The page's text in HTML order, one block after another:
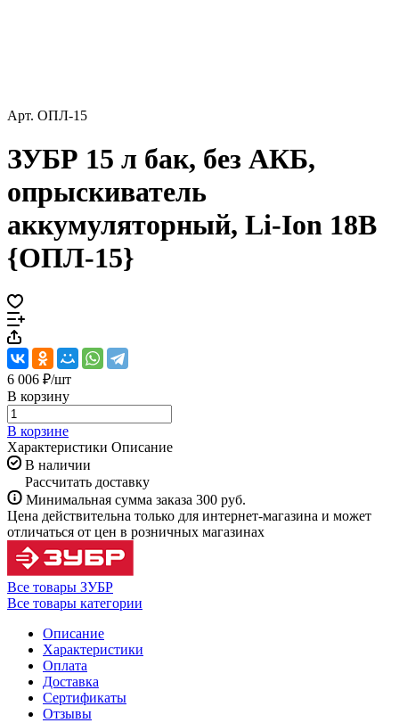
Арт. ОПЛ-15
ЗУБР 15 л бак, без АКБ,
опрыскиватель
аккумуляторный, Li-Ion 18В
{ОПЛ-15}
6 006 ₽/шт
В корзину
В корзине
Характеристики Описание
В наличии
Рассчитать доставку
Минимальная сумма заказа 300 руб.
Цена действительна только для интернет-магазина и может
отличаться от цен в розничных магазинах
Все товары ЗУБР
Все товары категории
Описание
Характеристики
Оплата
Доставка
Сертификаты
Отзывы